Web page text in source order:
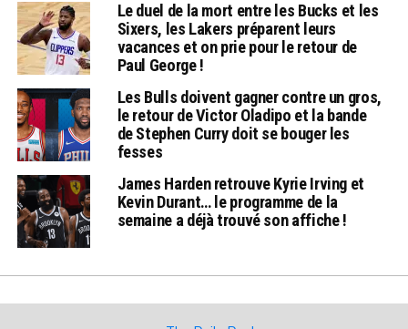
Le duel de la mort entre les Bucks et les
Sixers, les Lakers préparent leurs
vacances et on prie pour le retour de
Paul George !
Les Bulls doivent gagner contre un gros,
le retour de Victor Oladipo et la bande
de Stephen Curry doit se bouger les
fesses
James Harden retrouve Kyrie Irving et
Kevin Durant… le programme de la
semaine a déjà trouvé son affiche !